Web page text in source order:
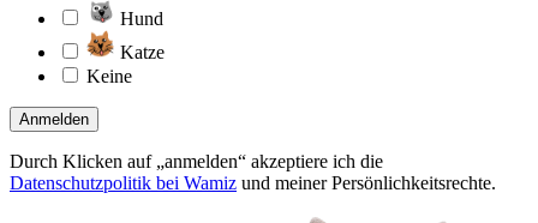
Hund
Katze
Keine
Anmelden
Durch Klicken auf „anmelden“ akzeptiere ich die
Datenschutzpolitik bei Wamiz und meiner Persönlichkeitsrechte.